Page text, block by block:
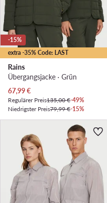
extra -35% Code: LAST
-15%
Rains
Übergangsjacke · Grün
Aktueller Preis
67,99€
Regulärer Preis135,00 €-49%
Niedrigster Preis79,99 €-15%